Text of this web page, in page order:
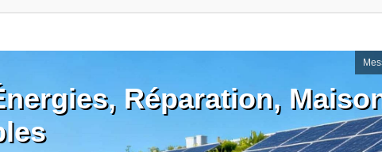
Réparation,